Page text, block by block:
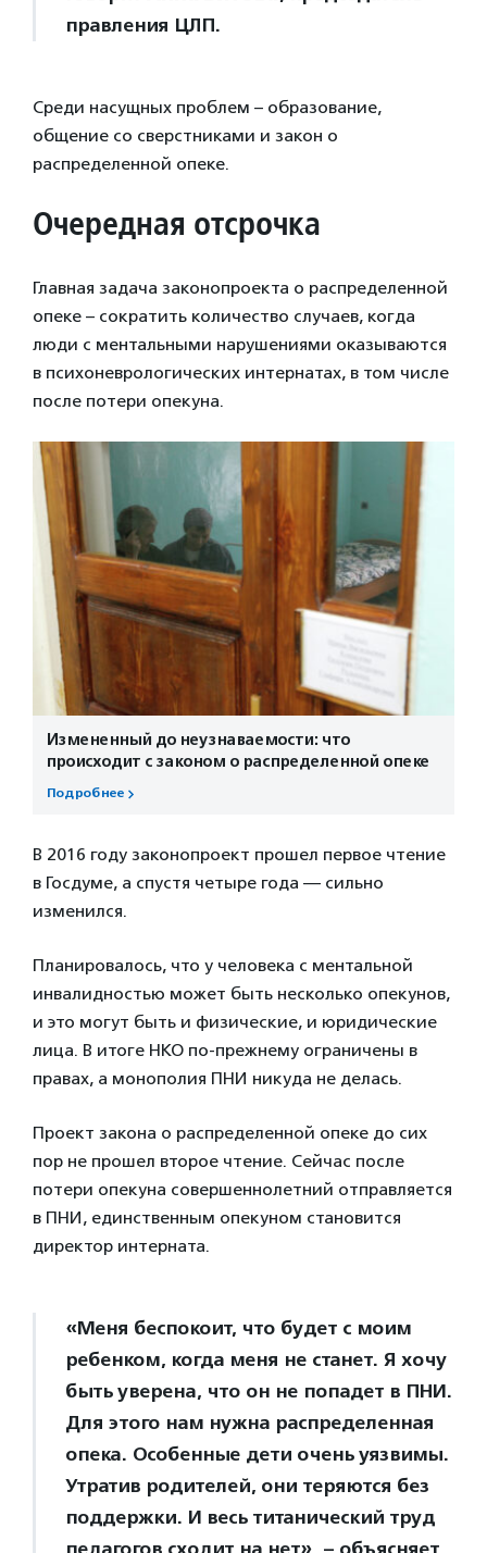
правления ЦЛП.
Среди насущных проблем – образование,
общение со сверстниками и закон о
распределенной опеке.
Очередная отсрочка
Главная задача законопроекта о распределенной
опеке – сократить количество случаев, когда
люди с ментальными нарушениями оказываются
в психоневрологических интернатах, в том числе
после потери опекуна.
Измененный до неузнаваемости: что
происходит с законом о распределенной опеке
Подробнее
В 2016 году законопроект прошел первое чтение
в Госдуме, а спустя четыре года — сильно
изменился.
Планировалось, что у человека с ментальной
инвалидностью может быть несколько опекунов,
и это могут быть и физические, и юридические
лица. В итоге НКО по-прежнему ограничены в
правах, а монополия ПНИ никуда не делась.
Проект закона о распределенной опеке до сих
пор не прошел второе чтение. Сейчас после
потери опекуна совершеннолетний отправляется
в ПНИ, единственным опекуном становится
директор интерната.
«Меня беспокоит, что будет с моим
ребенком, когда меня не станет. Я хочу
быть уверена, что он не попадет в ПНИ.
Для этого нам нужна распределенная
опека. Особенные дети очень уязвимы.
Утратив родителей, они теряются без
поддержки. И весь титанический труд